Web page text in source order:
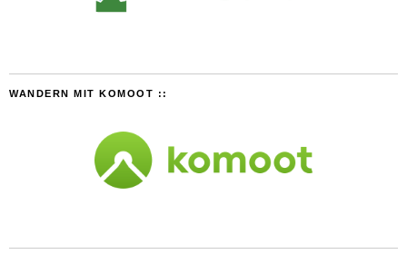
WANDERN MIT KOMOOT ::